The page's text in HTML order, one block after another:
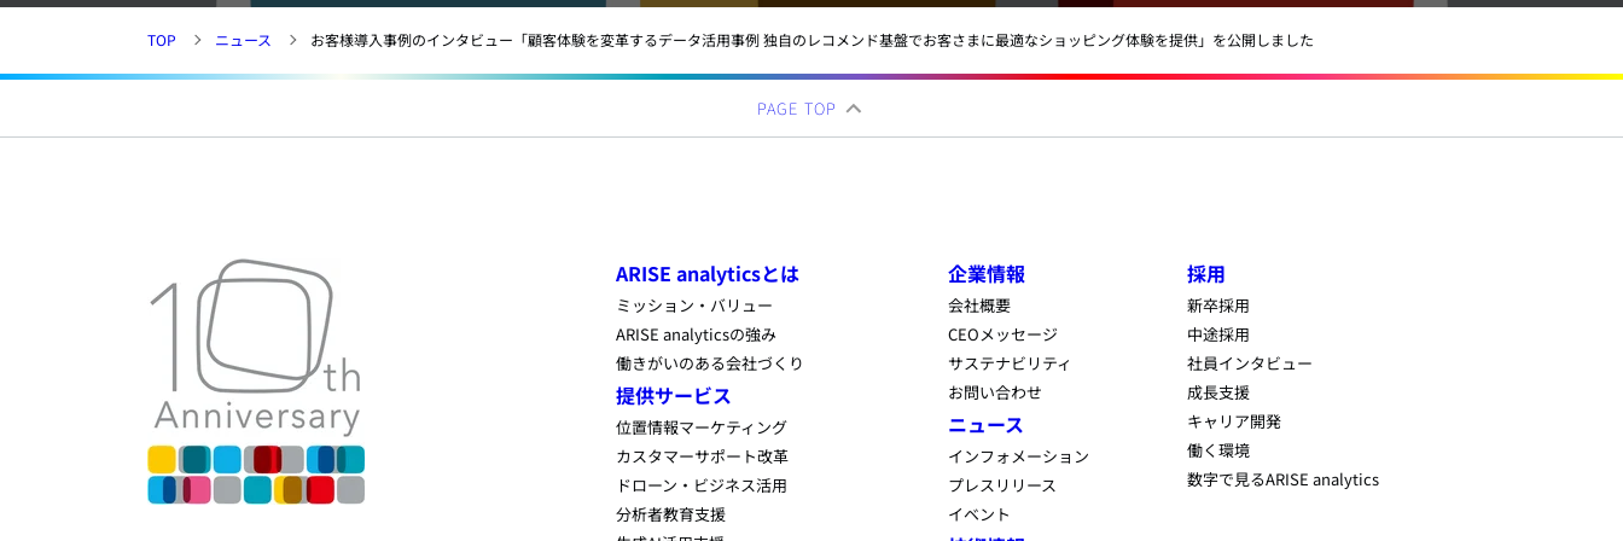
TOP ニュース お客様導入事例のインタビュー「顧客体験を変革するデータ活用事例 独自のレコメンド基盤でお客さまに最適なショッピング体験を提供」を公開しました
PAGE TOP
ARISE analyticsとは
ミッション・バリュー
ARISE analyticsの強み
働きがいのある会社づくり
提供サービス
位置情報マーケティング
カスタマーサポート改革
ドローン・ビジネス活用
分析者教育支援
企業情報
会社概要
CEOメッセージ
サステナビリティ
お問い合わせ
ニュース
インフォメーション
プレスリリース
イベント
採用
新卒採用
中途採用
社員インタビュー
成長支援
キャリア開発
働く環境
数字で見るARISE analytics